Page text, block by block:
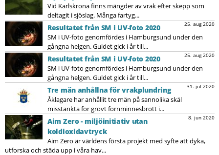
Vid Karlskrona finns mängder av vrak efter skepp som
deltagit i sjöslag. Många fartyg...
25. aug 2020
Resultatet från SM i UV-foto 2020
SM i UV-foto genomfördes i Hamburgsund under den
gångna helgen. Guldet gick i år till...
25. aug 2020
Resultatet från SM i UV-foto 2020
SM i UV-foto genomfördes i Hamburgsund under den
gångna helgen. Guldet gick i år till...
31. jul 2020
Tre män anhållna för vrakplundring
Åklagare har anhållit tre män på sannolika skäl
misstänkta för grovt fornminnesbrott i...
8. jun 2020
Aim Zero - miljöinitiativ utan
koldioxidavtryck
Aim Zero är världens första projekt med syfte att dyka,
utforska och städa upp i våra hav...